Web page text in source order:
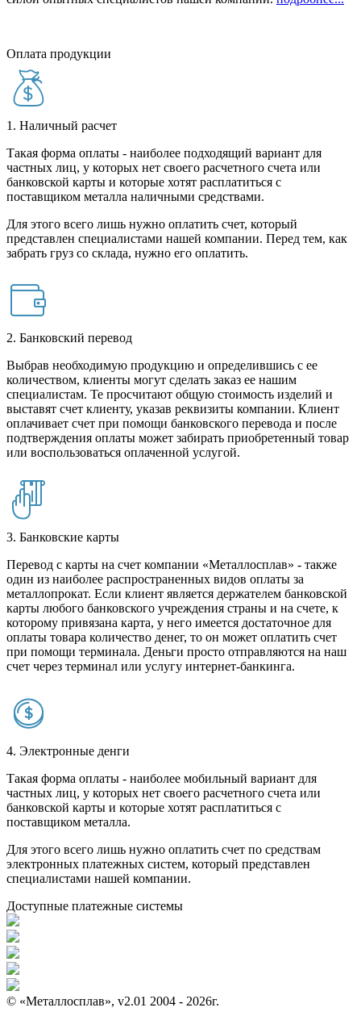
Оплата продукции
1. Наличный расчет
Такая форма оплаты - наиболее подходящий вариант для
частных лиц, у которых нет своего расчетного счета или
банковской карты и которые хотят расплатиться с
поставщиком металла наличными средствами.
Для этого всего лишь нужно оплатить счет, который
представлен специалистами нашей компании. Перед тем, как
забрать груз со склада, нужно его оплатить.
2. Банковский перевод
Выбрав необходимую продукцию и определившись с ее
количеством, клиенты могут сделать заказ ее нашим
специалистам. Те просчитают общую стоимость изделий и
выставят счет клиенту, указав реквизиты компании. Клиент
оплачивает счет при помощи банковского перевода и после
подтверждения оплаты может забирать приобретенный товар
или воспользоваться оплаченной услугой.
3. Банковские карты
Перевод с карты на счет компании «Металлосплав» - также
один из наиболее распространенных видов оплаты за
металлопрокат. Если клиент является держателем банковской
карты любого банковского учреждения страны и на счете, к
которому привязана карта, у него имеется достаточное для
оплаты товара количество денег, то он может оплатить счет
при помощи терминала. Деньги просто отправляются на наш
счет через терминал или услугу интернет-банкинга.
4. Электронные денги
Такая форма оплаты - наиболее мобильный вариант для
частных лиц, у которых нет своего расчетного счета или
банковской карты и которые хотят расплатиться с
поставщиком металла.
Для этого всего лишь нужно оплатить счет по средствам
электронных платежных систем, который представлен
специалистами нашей компании.
Доступные платежные системы
© «Металлосплав», v2.01 2004 - 2026г.